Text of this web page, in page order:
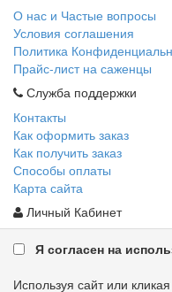
Я согласен на
Используя сайт или
О нас и Частые вопросы
Условия соглашения
Политика
Прайс-лист на саженцы
Служба поддержки
Контакты
Как оформить заказ
Как получить заказ
Способы оплаты
Карта сайта
Личный Кабинет
История заказов